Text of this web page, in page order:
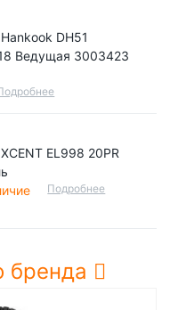
DH51
Ведущая 3003423
EL998 20PR
Подробнее
бренда